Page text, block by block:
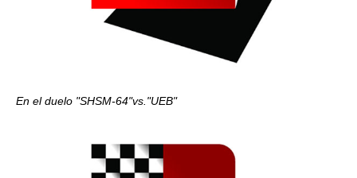
En el duelo "SHSM-64"vs."UEB"